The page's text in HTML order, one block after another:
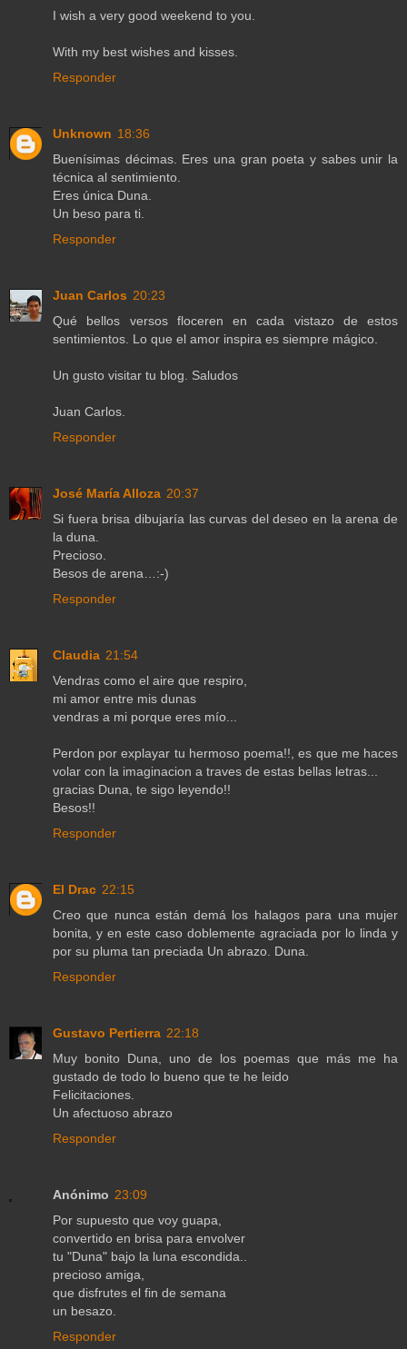
I wish a very good weekend to you.
With my best wishes and kisses.
Responder
Unknown 18:36
Buenísimas décimas. Eres una gran poeta y sabes unir la
técnica al sentimiento.
Eres única Duna.
Un beso para ti.
Responder
Juan Carlos 20:23
Qué bellos versos floceren en cada vistazo de estos
sentimientos. Lo que el amor inspira es siempre mágico.
Un gusto visitar tu blog. Saludos
Juan Carlos.
Responder
José María Alloza 20:37
Si fuera brisa dibujaría las curvas del deseo en la arena de
la duna.
Precioso.
Besos de arena…:-)
Responder
Claudia 21:54
Vendras como el aire que respiro,
mi amor entre mis dunas
vendras a mi porque eres mío...
Perdon por explayar tu hermoso poema!!, es que me haces
volar con la imaginacion a traves de estas bellas letras...
gracias Duna, te sigo leyendo!!
Besos!!
Responder
El Drac 22:15
Creo que nunca están demá los halagos para una mujer
bonita, y en este caso doblemente agraciada por lo linda y
por su pluma tan preciada Un abrazo. Duna.
Responder
Gustavo Pertierra 22:18
Muy bonito Duna, uno de los poemas que más me ha
gustado de todo lo bueno que te he leido
Felicitaciones.
Un afectuoso abrazo
Responder
Anónimo 23:09
Por supuesto que voy guapa,
convertido en brisa para envolver
tu "Duna" bajo la luna escondida..
precioso amiga,
que disfrutes el fin de semana
un besazo.
Responder